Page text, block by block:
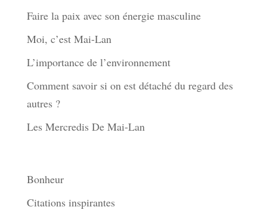
Faire la paix avec son énergie masculine
Moi, c’est Mai-Lan
L’importance de l’environnement
Comment savoir si on est détaché du regard des
autres ?
Les Mercredis De Mai-Lan
Bonheur
Citations inspirantes